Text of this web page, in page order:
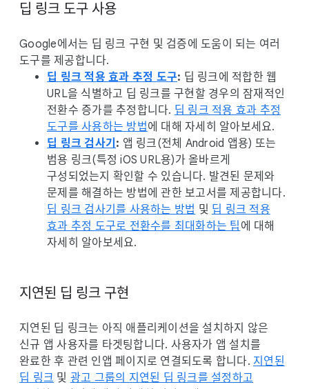
딥 링크 도구 사용
Google에서는 딥 링크 구현 및 검증에 도움이 되는 여러
도구를 제공합니다.
딥 링크 적용 효과 추정 도구: 딥 링크에 적합한 웹
URL을 식별하고 딥 링크를 구현할 경우의 잠재적인
전환수 증가를 추정합니다. 딥 링크 적용 효과 추정
도구를 사용하는 방법에 대해 자세히 알아보세요.
딥 링크 검사기 : 앱 링크(전체 Android 앱용) 또는
범용 링크(특정 iOS URL용)가 올바르게
구성되었는지 확인할 수 있습니다. 발견된 문제와
문제를 해결하는 방법에 관한 보고서를 제공합니다.
딥 링크 검사기를 사용하는 방법 및 딥 링크 적용
효과 추정 도구로 전환수를 최대화하는 팁 에 대해
자세히 알아보세요.
지연된 딥 링크 구현
지연된 딥 링크는 아직 애플리케이션을 설치하지 않은
신규 앱 사용자를 타겟팅합니다. 사용자가 앱 설치를
완료한 후 관련 인앱 페이지로 연결되도록 합니다. 지연된
딥 링크 및 광고 그룹의 지연된 딥 링크를 설정하고